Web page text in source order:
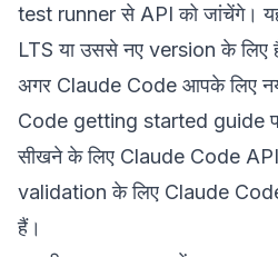
test runner से API को जांचेंगे।
LTS या उससे नए version के लिए
अगर Claude Code आपके लिए
Code getting started guide
सीखने के लिए Claude Code
validation के लिए Claude
हैं।